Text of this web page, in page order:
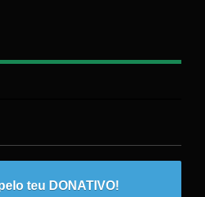
teu DONATIVO!